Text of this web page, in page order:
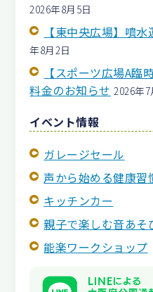
2026年8月5日
【東中央広場】噴
年8月2日
【スポーツ広場A臨
料金のお知らせ 2026年7
イベント情報
ガレージセール
声から始める健康習
キッチンカー
親子で楽しむ音あそ
能楽ワークショップ